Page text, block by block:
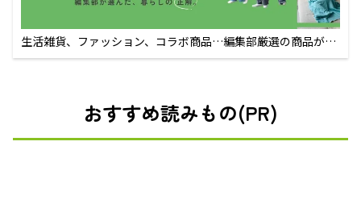
生活雑貨、ファッション、コラボ商品…編集部厳選の商品が買
えるECサイト
おすすめ読みもの(PR)